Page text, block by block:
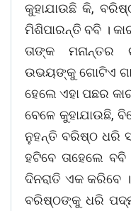
କୁହାଯାଉଛି କି,
ମିଶିପାରନ୍ତି ବବି ।
ତାଙ୍କ ମନାନ୍ତର
ଉଭୟଙ୍କୁ ଗୋଟିଏ
ହେଲେ ଏହା ପଛର
ବେଳେ କୁହାଯାଉଛି,
ନୁହନ୍ତି ବରିଷ୍ଠ ଧରି
ହଟିବେ ତାହେଲେ
ଦିନରାତି ଏକ କରିବେ
ବରିଷ୍ଠଙ୍କୁ ଧରି